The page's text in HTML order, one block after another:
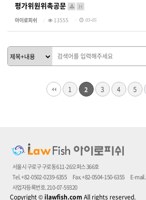
평가위원위촉공문 H
아이로피쉬 13555 03-05
1 2 3 4 5
서울시 구로구 구로동 611-26오퍼스 366호
Tel. +82-0502-0239-6355
Fax. +82-0504-150-6355 E-mail.
사업자등록번호. 210-07-59320
Copyright©ilawfish.com All rights reserved.